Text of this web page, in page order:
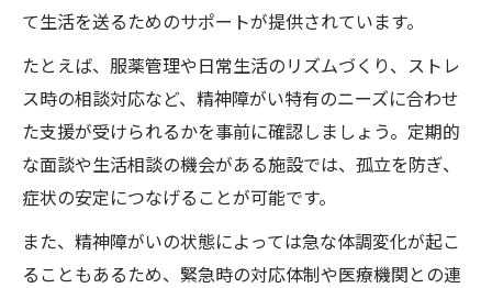
障がい者グループホームの快適な私生活を
て生活を送るためのサポートが提供されています。
たとえば、服薬管理や日常生活のリズムづくり、ストレ
ス時の相談対応など、精神障がい特有のニーズに合わせ
た支援が受けられるかを事前に確認しましょう。定期的
な面談や生活相談の機会がある施設では、孤立を防ぎ、
症状の安定につなげることが可能です。
また、精神障がいの状態によっては急な体調変化が起こ
ることもあるため、緊急時の対応体制や医療機関との連